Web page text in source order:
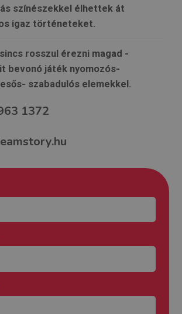
színészekkel élhettek át
igaz történeteket.
rosszul érezni magad -
bevonó játék nyomozós-
szabadulós elemekkel.
1372